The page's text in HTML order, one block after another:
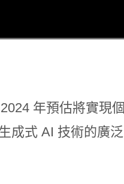
年預估將實現個
成式 AI 技術的廣泛